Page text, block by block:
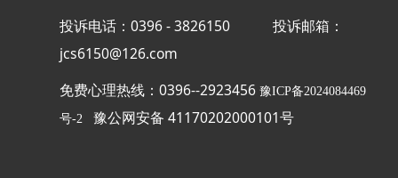
投诉电话：0396 - 3826150投诉邮箱：
jcs6150@126.com
免费心理热线：0396--2923456 豫ICP备2024084469
号-2 豫公网安备 41170202000101号